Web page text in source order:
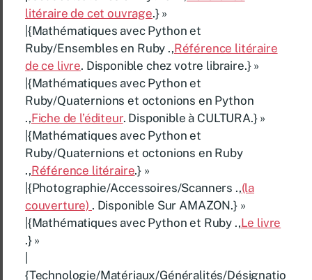
litéraire de cet ouvrage.} »
|{Mathématiques avec Python et
Ruby/Ensembles en Ruby .,Référence litéraire
de ce livre. Disponible chez votre libraire.} »
|{Mathématiques avec Python et
Ruby/Quaternions et octonions en Python
.,Fiche de l’éditeur. Disponible à CULTURA.} »
|{Mathématiques avec Python et
Ruby/Quaternions et octonions en Ruby
.,Référence litéraire.} »
|{Photographie/Accessoires/Scanners .,(la
couverture) . Disponible Sur AMAZON.} »
|{Mathématiques avec Python et Ruby .,Le livre
.} »
{Technologie/Matériaux/Généralités/Désignatio